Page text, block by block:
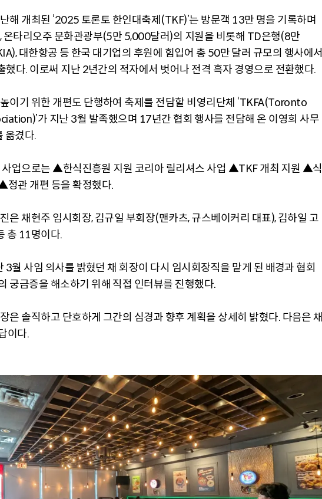
해 개최된 ‘2025 토론토 한인대축제(TKF)’는 방문객 13만 명을 기록하며
온타리오주 문화관광부(5만 5,000달러)의 지원을 비롯해 TD은행(8만
대한항공 등 한국 대기업의 후원에 힘입어 총 50만 달러 규모의 행사에서
했다. 이로써 지난 2년간의 적자에서 벗어나 전격 흑자 경영으로 전환했다.
이기 위한 개편도 단행하여 축제를 전담할 비영리단체 ‘TKFA(Toronto
가 지난 3월 발족했으며 17년간 협회 행사를 전담해 온 이영희 사무
옮겼다.
업으로는 ▲한식진흥원 지원 코리아 릴리셔스 사업 ▲TKF 개최 지원 ▲식
정관 개편 등을 확정했다.
은 채현주 임시회장, 김규일 부회장(맨카츠, 규스베이커리 대표), 김하일 고
총 11명이다.
3월 사임 의사를 밝혔던 채 회장이 다시 임시회장직을 맡게 된 배경과 협회
궁금증을 해소하기 위해 직접 인터뷰를 진행했다.
은 솔직하고 단호하게 그간의 심경과 향후 계획을 상세히 밝혔다. 다음은 채
이다.